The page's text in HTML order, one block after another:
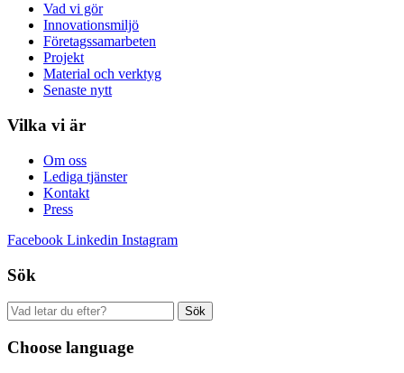
Vad vi gör
Innovationsmiljö
Företagssamarbeten
Projekt
Material och verktyg
Senaste nytt
Vilka vi är
Om oss
Lediga tjänster
Kontakt
Press
Facebook Linkedin Instagram
Sök
Sök
efter:
Choose language